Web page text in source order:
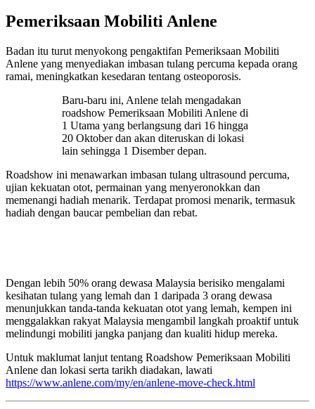
Pemeriksaan Mobiliti Anlene
Badan itu turut menyokong pengaktifan Pemeriksaan Mobiliti
Anlene yang menyediakan imbasan tulang percuma kepada orang
ramai, meningkatkan kesedaran tentang osteoporosis.
Baru-baru ini, Anlene telah mengadakan
roadshow Pemeriksaan Mobiliti Anlene di
1 Utama yang berlangsung dari 16 hingga
20 Oktober dan akan diteruskan di lokasi
lain sehingga 1 Disember depan.
Roadshow ini menawarkan imbasan tulang ultrasound percuma,
ujian kekuatan otot, permainan yang menyeronokkan dan
memenangi hadiah menarik. Terdapat promosi menarik, termasuk
hadiah dengan baucar pembelian dan rebat.
Dengan lebih 50% orang dewasa Malaysia berisiko mengalami
kesihatan tulang yang lemah dan 1 daripada 3 orang dewasa
menunjukkan tanda-tanda kekuatan otot yang lemah, kempen ini
menggalakkan rakyat Malaysia mengambil langkah proaktif untuk
melindungi mobiliti jangka panjang dan kualiti hidup mereka.
Untuk maklumat lanjut tentang Roadshow Pemeriksaan Mobiliti
Anlene dan lokasi serta tarikh diadakan, lawati
https://www.anlene.com/my/en/anlene-move-check.html